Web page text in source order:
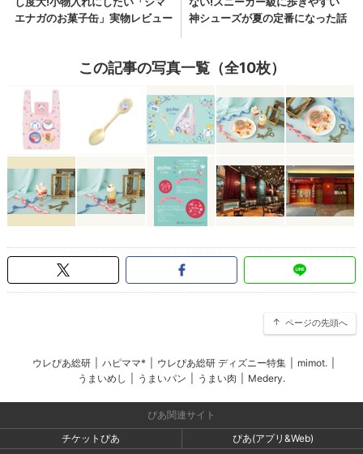
この記事の写真一覧（全10枚）
ページの先頭へ
ウレぴあ総研 ハピママ* ウレぴあ総研 ディズニー特集 mimot.
うまいめし
うまいパン うまい肉 Medery.
ぴあ関連サイト
チケットぴあ
ぴあ(アプリ&Web)